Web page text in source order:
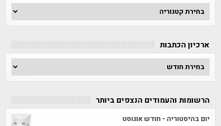
חפש
לפי
קטגוריה
ארכיון הכתבות
ארכיון
הכתבות
הרשומות והעמודים הנצפים ביותר
יום בהיסטוריה - חודש אוגוסט